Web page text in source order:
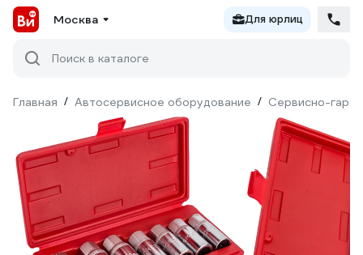
Москва Для юрлиц
Поиск в каталоге
Главная / Автосервисное оборудование / Сервисно-